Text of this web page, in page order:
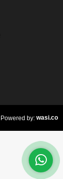
Powered by: wasi.co